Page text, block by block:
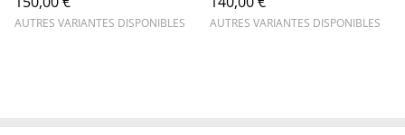
AUTRES VARIANTES DISPONIBLES AUTRES VARIANTES DISPONIBLES